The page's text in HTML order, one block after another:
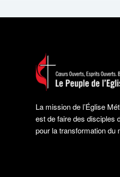
La mission de l’Église
est de faire des disciples
pour la transformation du